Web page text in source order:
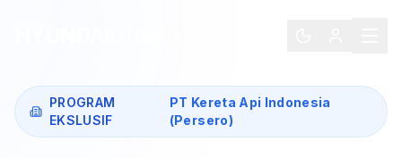
PROGRAM
EKSLUSIF
PT Kereta Api Indonesia
(Persero)